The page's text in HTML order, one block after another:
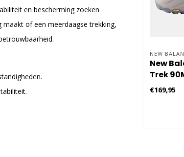
en bescherming zoeken
of een meerdaagse trekking,
NEW
New
Trek
Dames
€169,95